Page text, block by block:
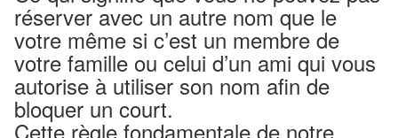
réserver avec un autre nom que le
votre même si c’est un membre de
votre famille ou celui d’un ami qui vous
autorise à utiliser son nom afin de
bloquer un court.
Cette règle fondamentale de notre